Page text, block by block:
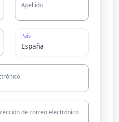
Apellido
País
de correo electrónico